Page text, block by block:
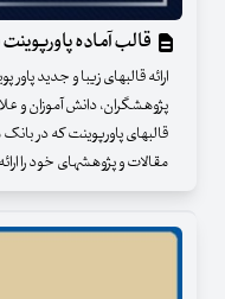
قالب آماده
ارائه قالبهای زیبا و جدید
پژوهشگران، دانش آموزان و
قالبهای پاورپوینت که در
مقالات و پژوهشهای خود را